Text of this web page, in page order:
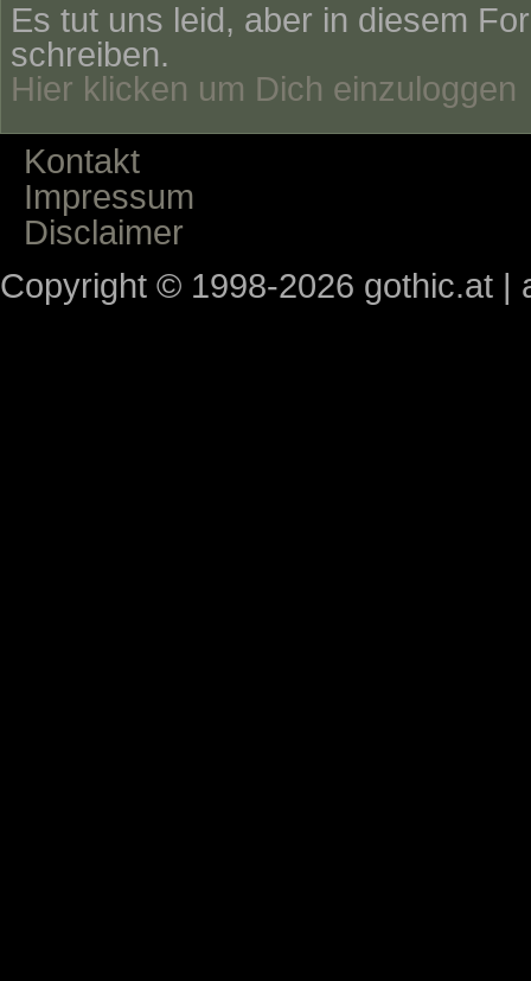
Es tut uns leid, aber in diesem
schreiben.
Hier klicken um Dich einzuloggen
Kontakt
Impressum
Disclaimer
Copyright © 1998-2026 gothic.at |